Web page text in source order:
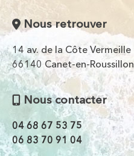
Nous retrouver
14 av. de la Côte Vermeille
66140 Canet-en-Roussillon
Nous contacter
04 68 67 53 75
06 83 70 91 04